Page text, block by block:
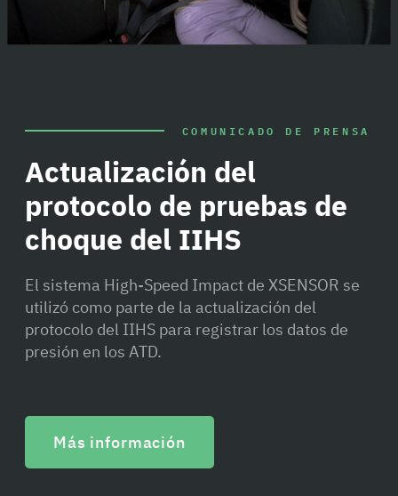
COMUNICADO DE PRENSA
Actualización del
protocolo de pruebas de
choque del IIHS
El sistema High-Speed Impact de XSENSOR se
utilizó como parte de la actualización del
protocolo del IIHS para registrar los datos de
presión en los ATD.
Más información